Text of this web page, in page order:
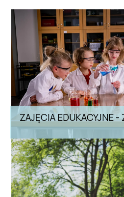
ZAJĘCIA EDUKACYJNE